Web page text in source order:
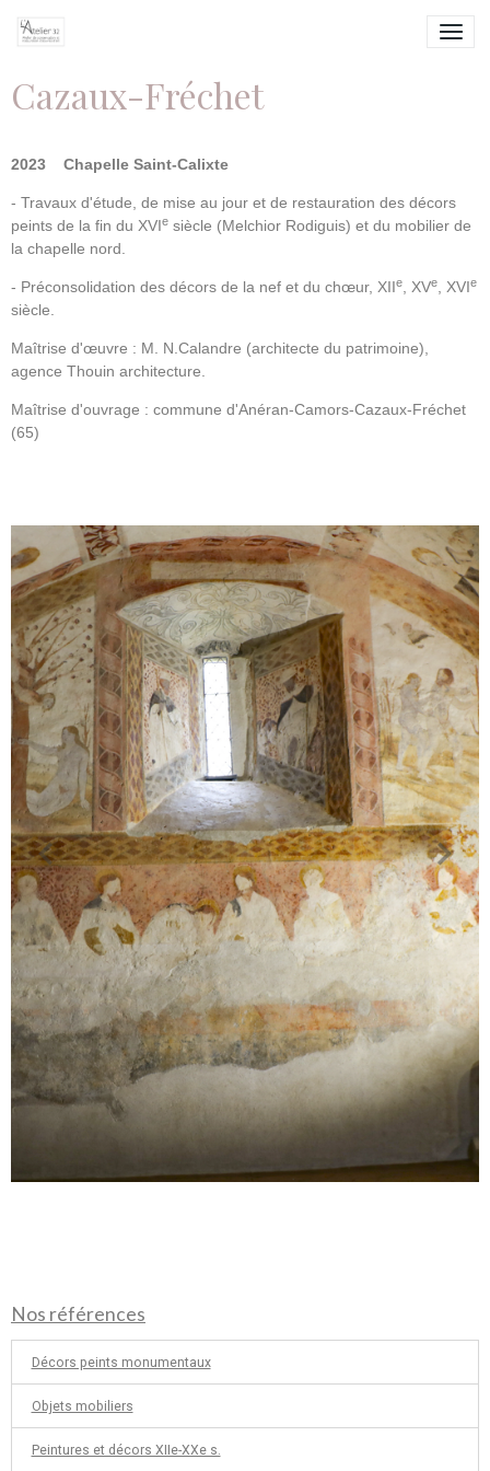
Cazaux-Fréchet
2023 Chapelle Saint-Calixte
- Travaux d'étude, de mise au jour et de restauration des décors
peints de la fin du XVIe siècle (Melchior Rodiguis) et du mobilier de
la chapelle nord.
- Préconsolidation des décors de la nef et du chœur, XIIe , XVe , XVIe
siècle.
Maîtrise d'œuvre : M. N.Calandre (architecte du patrimoine),
agence Thouin architecture.
Maîtrise d'ouvrage : commune d'Anéran-Camors-Cazaux-Fréchet
(65)
Nos références
Décors peints monumentaux
Objets mobiliers
Peintures et décors XIIe-XXe s.